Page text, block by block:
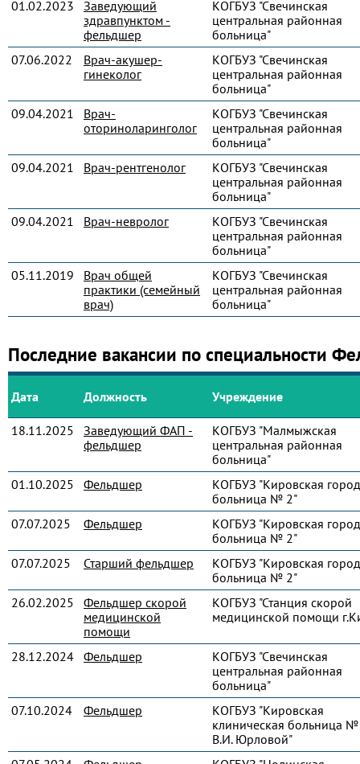
01.02.2023
Заведующий
здравпунктом -
фельдшер
КОГБУЗ "Свечинская
центральная районная
больница"
07.06.2022
Врач-акушер-
гинеколог
КОГБУЗ "Свечинская
центральная районная
больница"
09.04.2021
Врач-
оториноларинголог
КОГБУЗ "Свечинская
центральная районная
больница"
09.04.2021
Врач-рентгенолог
КОГБУЗ "Свечинская
центральная районная
больница"
09.04.2021
Врач-невролог
КОГБУЗ "Свечинская
центральная районная
больница"
05.11.2019
Врач общей
практики (семейный
врач)
КОГБУЗ "Свечинская
центральная районная
больница"
Последние вакансии по специальности
Дата Должность Учреждение
18.11.2025
Заведующий ФАП -
фельдшер
КОГБУЗ "Малмыжская
центральная районная
больница"
01.10.2025
Фельдшер
КОГБУЗ "Кировская
больница № 2"
07.07.2025
Фельдшер
КОГБУЗ "Кировская
больница № 2"
07.07.2025
Старший фельдшер
КОГБУЗ "Кировская
больница № 2"
26.02.2025
Фельдшер скорой
медицинской
помощи
КОГБУЗ "Станция скорой
медицинской помощи
28.12.2024 Фельдшер
КОГБУЗ "Свечинская
центральная районная
больница"
07.10.2024
Фельдшер
КОГБУЗ "Кировская
клиническая больница
В.И. Юрловой"